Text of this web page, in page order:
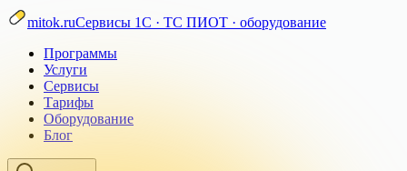
mitok.ruСервисы 1С · ТС ПИОТ · оборудование
Программы
Услуги
Сервисы
Тарифы
Оборудование
Блог